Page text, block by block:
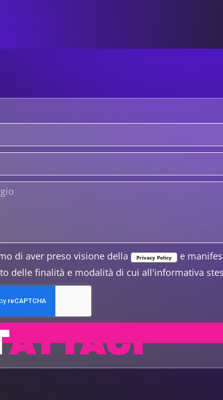
ATTACI
di aver preso visione della Privacy Policy
e
delle finalità e modalità di cui all'informativa